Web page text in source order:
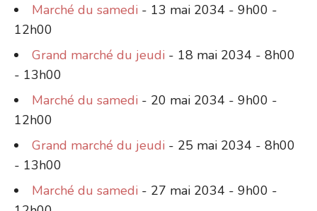
Marché du samedi - 13 mai 2034 - 9h00 -
12h00
Grand marché du jeudi - 18 mai 2034 - 8h00
- 13h00
Marché du samedi - 20 mai 2034 - 9h00 -
12h00
Grand marché du jeudi - 25 mai 2034 - 8h00
- 13h00
Marché du samedi - 27 mai 2034 - 9h00 -